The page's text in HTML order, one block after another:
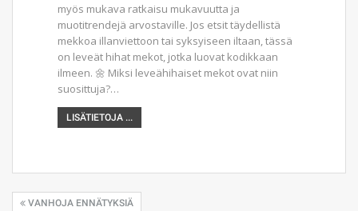
myös mukava ratkaisu mukavuutta ja
muotitrendejä arvostaville. Jos etsit täydellistä
mekkoa illanviettoon tai syksyiseen iltaan, tässä
on leveät hihat mekot, jotka luovat kodikkaan
ilmeen. 🌼 Miksi leveähihaiset mekot ovat niin
suosittuja?…
LISÄTIETOJA ...
VANHOJA ENNÄTYKSIÄ